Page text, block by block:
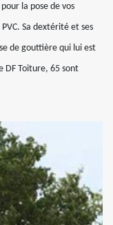
la pose de vos
Sa dextérité et ses
de gouttière qui lui est
DF Toiture, 65 sont